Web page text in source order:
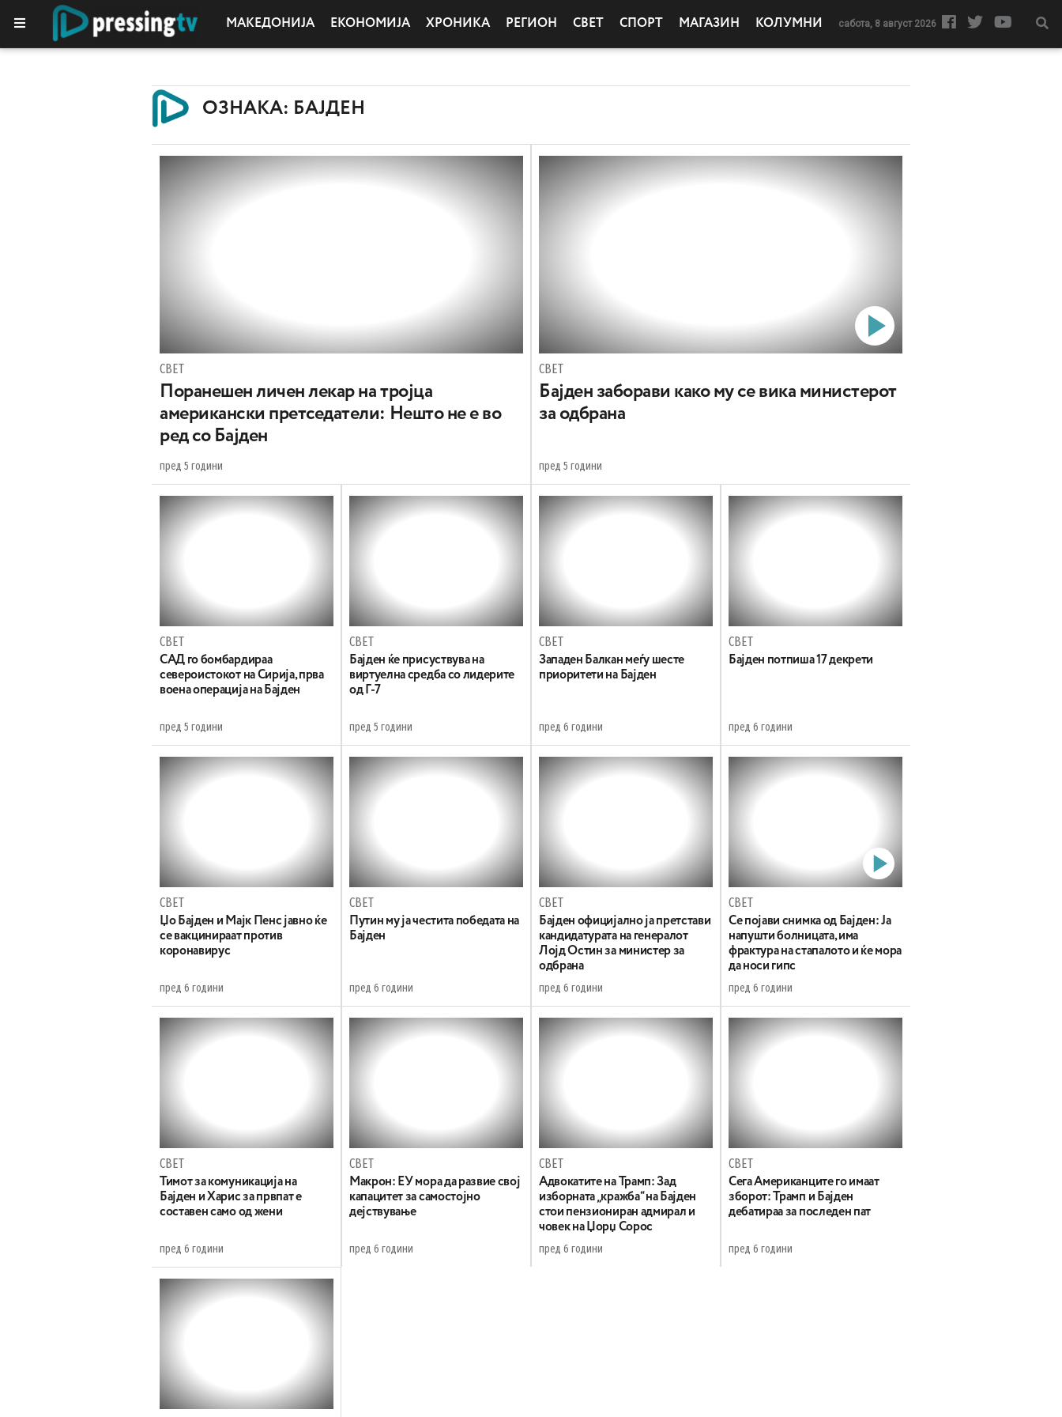
МАКЕДОНИЈА ЕКОНОМИЈА ХРОНИКА РЕГИОН СВЕТ СПОРТ МАГАЗИН КОЛУМНИ сабота, 8 август 2026
ОЗНАКА: БАЈДЕН
СВЕТ
Поранешен личен лекар на тројца
американски претседатели: Нешто не е во
ред со Бајден
пред 5 години
СВЕТ
Бајден заборави како му се вика министерот
за одбрана
пред 5 години
СВЕТ
САД го бомбардираа
североистокот на Сирија, прва
воена операција на Бајден
пред 5 години
СВЕТ
Бајден ќе присуствува на
виртуелна средба со лидерите
од Г-7
пред 5 години
СВЕТ
Западен Балкан меѓу шесте
приоритети на Бајден
пред 6 години
СВЕТ
Бајден потпиша 17 декрети
пред 6 години
СВЕТ
Џо Бајден и Мајк Пенс јавно ќе
се вакцинираат против
коронавирус
пред 6 години
СВЕТ
Путин му ја честита победата на
Бајден
пред 6 години
СВЕТ
Бајден официјално ја претстави
кандидатурата на генералот
Лојд Остин за министер за
одбрана
пред 6 години
СВЕТ
Се појави снимка од Бајден: Ја
напушти болницата, има
фрактура на стапалото и ќе мора
да носи гипс
пред 6 години
СВЕТ
Тимот за комуникација на
Бајден и Харис за првпат е
составен само од жени
пред 6 години
СВЕТ
Макрон: ЕУ мора да развие свој
капацитет за самостојно
дејствување
пред 6 години
СВЕТ
Адвокатите на Трамп: Зад
изборната „кражба“ на Бајден
стои пензиониран адмирал и
човек на Џорџ Сорос
пред 6 години
СВЕТ
Сега Американците го имаат
зборот: Трамп и Бајден
дебатираа за последен пат
пред 6 години